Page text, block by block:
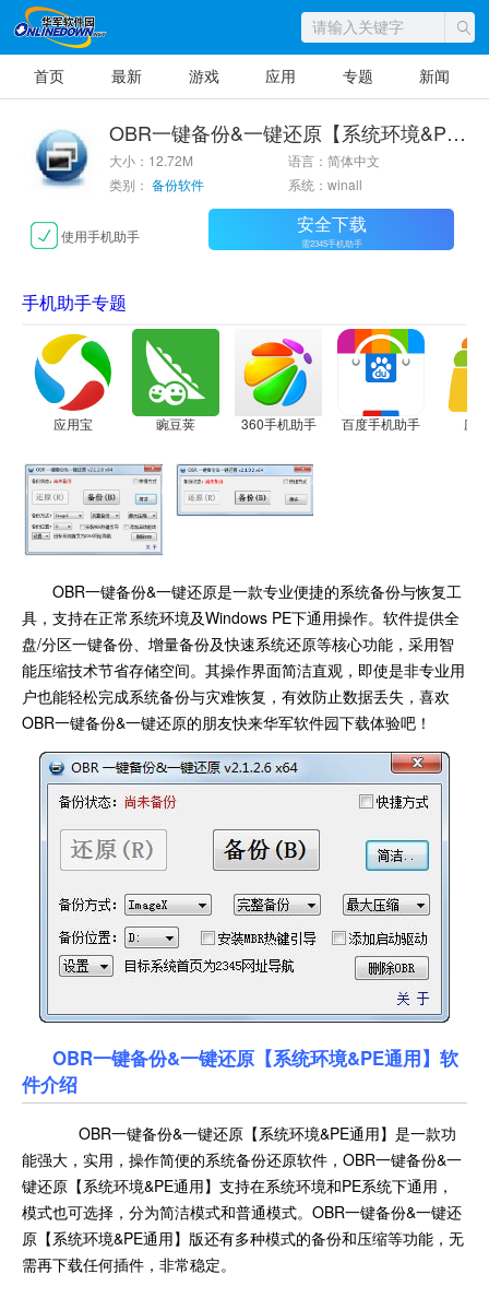
首页 最新 游戏 应用 专题 新闻
OBR一键备份&一键还原【系统环境&PE通用】
大小：12.72M
语言：简体中文
类别： 备份软件 系统：winall
使用手机助手 安全下载
需2345手机助手
手机助手专题
应用宝 豌豆荚 360手机助手 百度手机助手 应
OBR一键备份&一键还原是一款专业便捷的系统备份与恢复工
具，支持在正常系统环境及Windows PE下通用操作。软件提供全
盘/分区一键备份、增量备份及快速系统还原等核心功能，采用智
能压缩技术节省存储空间。其操作界面简洁直观，即使是非专业用
户也能轻松完成系统备份与灾难恢复，有效防止数据丢失，喜欢
OBR一键备份&一键还原的朋友快来华军软件园下载体验吧！
OBR一键备份&一键还原【系统环境&PE通用】软
件介绍
OBR一键备份&一键还原【系统环境&PE通用】是一款功
能强大，实用，操作简便的系统备份还原软件，OBR一键备份&一
键还原【系统环境&PE通用】支持在系统环境和PE系统下通用，
模式也可选择，分为简洁模式和普通模式。OBR一键备份&一键还
原【系统环境&PE通用】版还有多种模式的备份和压缩等功能，无
需再下载任何插件，非常稳定。